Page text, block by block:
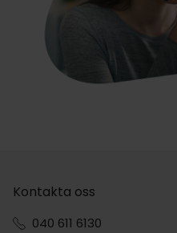
Kontakta oss
040 611 6130